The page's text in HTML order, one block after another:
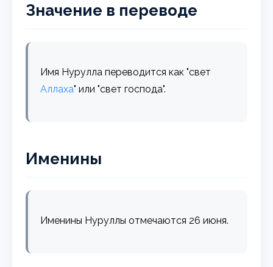
Значение в переводе
Имя Нурулла переводится как "свет
Аллаха" или "свет господа".
Именины
Именины Нуруллы отмечаются 26 июня.